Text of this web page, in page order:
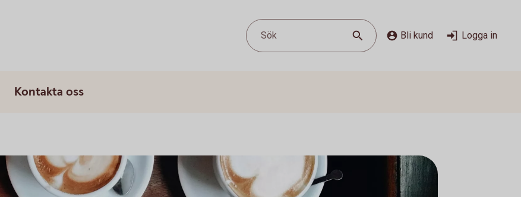
Sök Bli kund Logga in
Kontakta oss